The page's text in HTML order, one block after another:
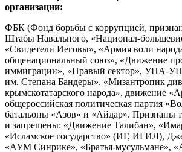
организации:
ФБК (Фонд борьбы с коррупцией,
Штабы Навального, «Национал-
«Свидетели Иеговы», «Армия воли
общенациональный союз», «Движение
иммиграции», «Правый сектор», УНА-
им. Степана Бандеры», «Мизантропик
крымскотатарского народа», движение
общероссийская политическая партия
батальоны «Азов» и «Айдар». Признаны
и запрещены: «Движение Талибан»,
«Исламское государство» (ИГ, ИГИЛ),
«АУМ Синрике», «Братья-мусульмане»,